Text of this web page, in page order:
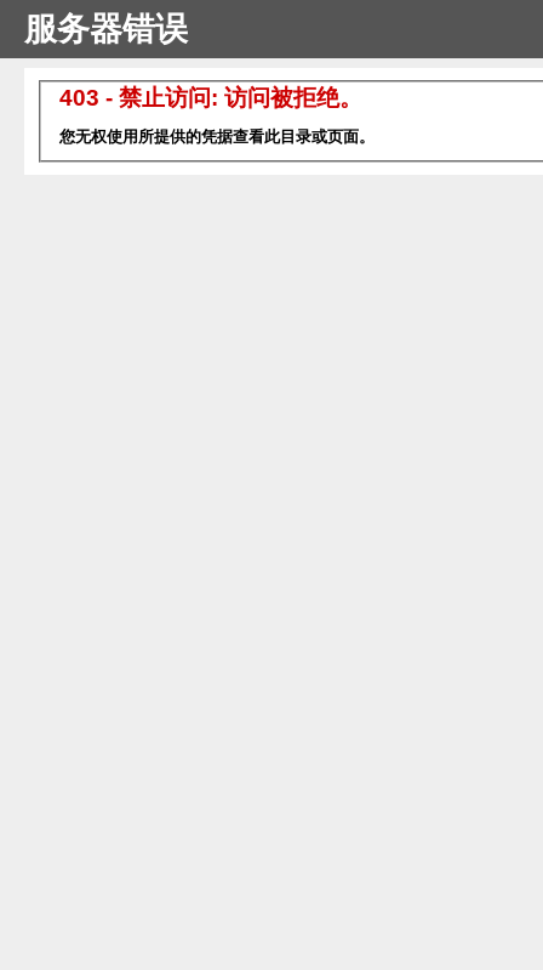
服务器错误
403 - 禁止访问: 访问被拒绝。
您无权使用所提供的凭据查看此目录或页面。